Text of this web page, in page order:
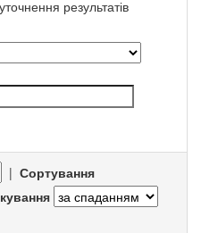
результатів
| Сортування